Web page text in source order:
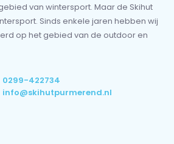
van wintersport. Maar de Skihut
Sinds enkele jaren hebben wij
op het gebied van de outdoor en
0299-422734
info@skihutpurmerend.nl